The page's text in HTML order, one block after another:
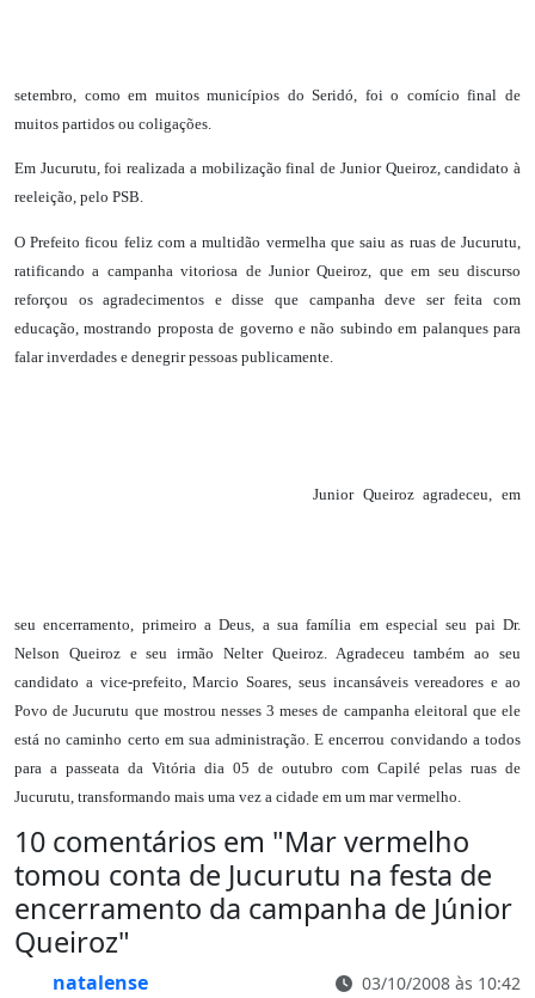
setembro, como em muitos municípios do Seridó, foi o comício final de
muitos partidos ou coligações.
Em Jucurutu, foi realizada a mobilização final de Junior Queiroz, candidato à
reeleição, pelo PSB.
O Prefeito ficou feliz com a multidão vermelha que saiu as ruas de Jucurutu,
ratificando a campanha vitoriosa de Junior Queiroz, que em seu discurso
reforçou os agradecimentos e disse que campanha deve ser feita com
educação, mostrando proposta de governo e não subindo em palanques para
falar inverdades e denegrir pessoas publicamente.
Junior Queiroz agradeceu, em
seu encerramento, primeiro a Deus, a sua família em especial seu pai Dr.
Nelson Queiroz e seu irmão Nelter Queiroz. Agradeceu também ao seu
candidato a vice-prefeito, Marcio Soares, seus incansáveis vereadores e ao
Povo de Jucurutu que mostrou nesses 3 meses de campanha eleitoral que ele
está no caminho certo em sua administração. E encerrou convidando a todos
para a passeata da Vitória dia 05 de outubro com Capilé pelas ruas de
Jucurutu, transformando mais uma vez a cidade em um mar vermelho.
10 comentários em "Mar vermelho
tomou conta de Jucurutu na festa de
encerramento da campanha de Júnior
Queiroz"
natalense 03/10/2008 às 10:42